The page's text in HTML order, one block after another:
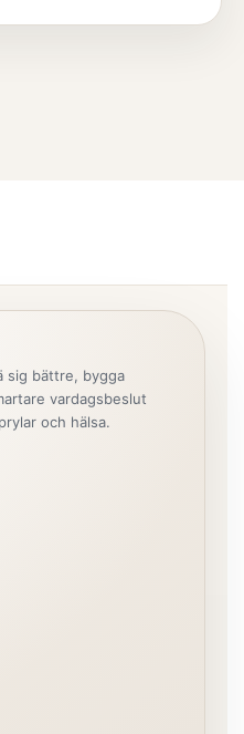
sig bättre, bygga
vardagsbeslut
och hälsa.